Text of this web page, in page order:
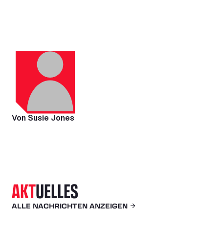
Von Susie Jones
AKTUELLES
ALLE NACHRICHTEN ANZEIGEN